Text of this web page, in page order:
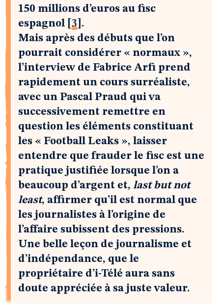
150 millions d’euros au fisc
espagnol[ 3 .
Mais après des débuts que l’on
pourrait considérer « normaux »,
l’interview de Fabrice Arfi prend
rapidement un cours surréaliste,
avec un Pascal Praud qui va
successivement remettre en
question les éléments constituant
les « Football Leaks », laisser
entendre que frauder le fisc est une
pratique justifiée lorsque l’on a
beaucoup d’argent et, last but not
least, affirmer qu’il est normal que
les journalistes à l’origine de
l’affaire subissent des pressions.
Une belle leçon de journalisme et
d’indépendance, que le
propriétaire d’i-Télé aura sans
doute appréciée à sa juste valeur.